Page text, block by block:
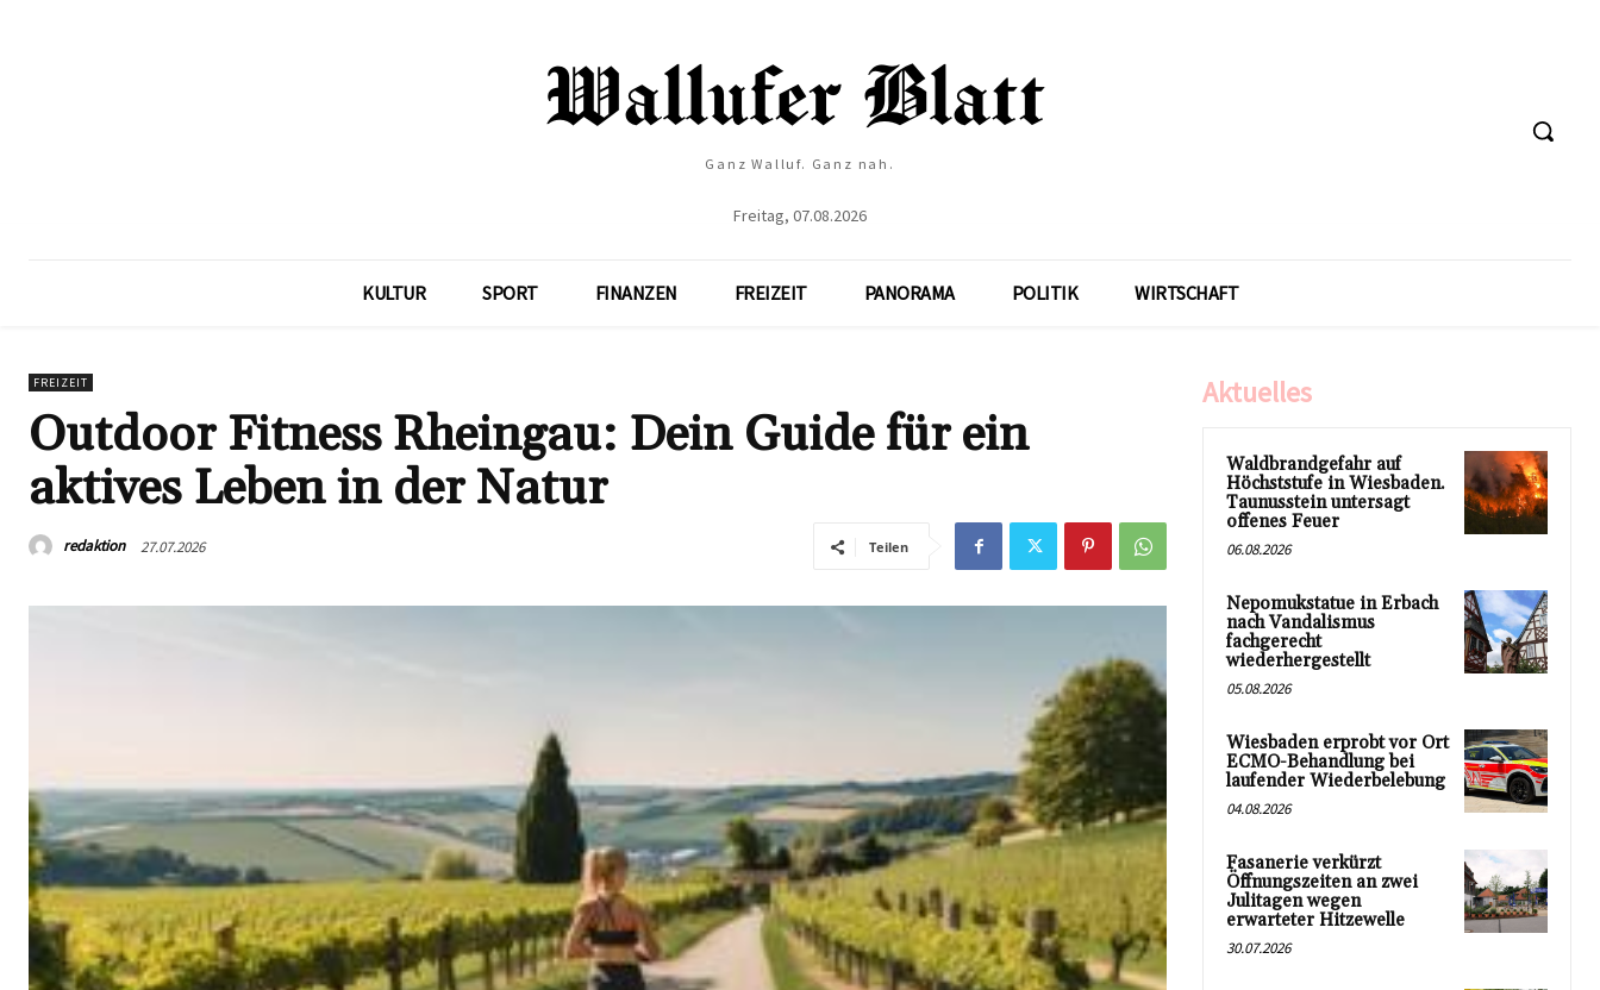
Ganz Walluf. Ganz nah.
Freitag, 07.08.2026
KULTUR SPORT FINANZEN FREIZEIT PANORAMA POLITIK WIRTSCHAFT
FREIZEIT
Outdoor Fitness Rheingau: Dein Guide für ein
aktives Leben in der Natur
redaktion 27.07.2026 Teilen
Aktuelles
Waldbrandgefahr auf
Höchststufe in Wiesbaden.
Taunusstein untersagt
offenes Feuer
06.08.2026
Nepomukstatue in Erbach
nach Vandalismus
fachgerecht
wiederhergestellt
05.08.2026
Wiesbaden erprobt vor Ort
ECMO-Behandlung bei
laufender Wiederbelebung
04.08.2026
Fasanerie verkürzt
Öffnungszeiten an zwei
Julitagen wegen
erwarteter Hitzewelle
30.07.2026